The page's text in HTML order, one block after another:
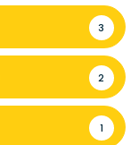
3
2
1